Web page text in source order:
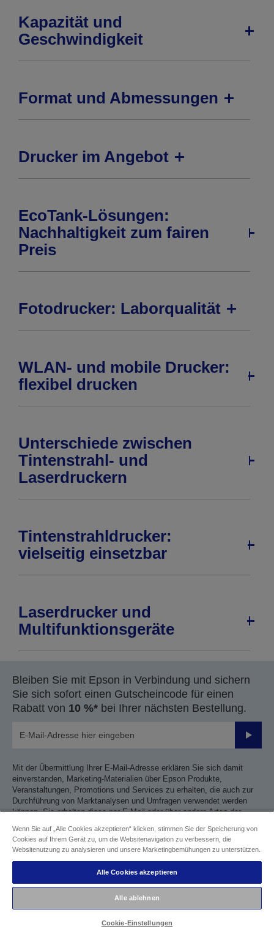
Kapazität und
Geschwindigkeit
Format und Abmessungen
Drucker im Angebot
EcoTank-Lösungen:
Nachhaltigkeit zum fairen
Preis
Fotodrucker: Laborqualität
WLAN- und mobile Drucker:
flexibel drucken
Unterschiede zwischen
Tintenstrahl- und
Laserdruckern
Tintenstrahldrucker:
vielseitig einsetzbar
Laserdrucker und
Multifunktionsgeräte
Bleiben Sie mit Epson in Verbindung und sichern
Sie sich sofort einen Gutscheincode für einen
Rabatt von 10 %* bei Ihrer nächsten Bestellung.
Mit der Übermittlung Ihrer E-Mail-Adresse erklären Sie sich damit
einverstanden, Marketing-Materialien über Epson Produkte,
Veranstaltungen, Promotions und Services zu erhalten, die auch zur
Durchführung von Marktanalysen und Umfragen verwendet werden
können. Sie erhalten diese per E-Mail oder über andere Arten der
und Ihres Online-Verhaltens gemäß derEpson Datenschutzrichtlinie.
*Es gelten Beschränkungen
Folgen
Wenn Sie auf „Alle Cookies akzeptieren“ klicken, stimmen Sie der Speicherung von
Cookies auf Ihrem Gerät zu, um die Websitenavigation zu verbessern, die
Websitenutzung zu analysieren und unsere Marketingbemühungen zu unterstützen.
Alle Cookies akzeptieren
Alle ablehnen
Cookie-Einstellungen